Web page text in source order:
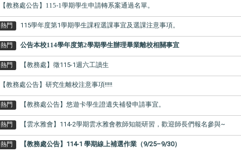
【教務處公告】115-1學期學生申請轉系案通過名單。
熱門 115學年度第1學期學生課程選課事宜及選課注意事項。
熱門 公告本校114學年度第2學期學生辦理畢業離校相關事宜
熱門 【教務處】徵115-1週六工讀生
【教務處公告】研究生離校注意事項!!!!!
熱門 【教務處公告】悠遊卡學生證遺失補發申請事宜。
熱門 【雲水雅會】114-2學期雲水雅會教師知能研習，歡迎師長們報名參與~
熱門 【教務處公告】114-1 學期線上補選作業（9/25–9/30）